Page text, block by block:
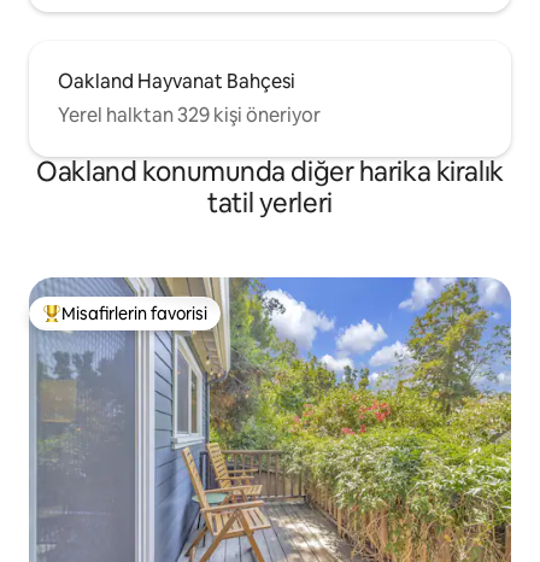
Oakland Hayvanat Bahçesi
Yerel halktan 329 kişi öneriyor
Oakland konumunda diğer harika kiralık
tatil yerleri
Misafirlerin favorilerinden en beğenilenler arasında
Misafirlerin favorisi